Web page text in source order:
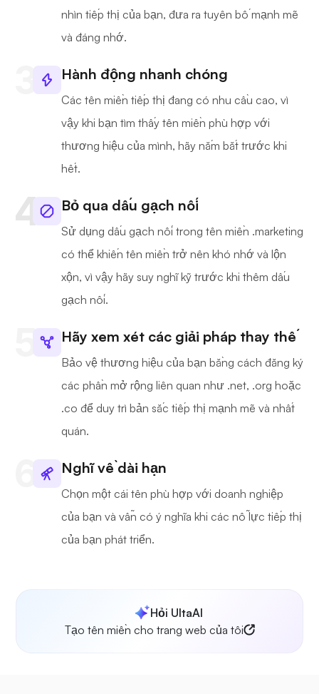
nhìn tiếp thị của bạn, đưa ra tuyên bố mạnh mẽ
và đáng nhớ.
Hành động nhanh chóng
Các tên miền tiếp thị đang có nhu cầu cao, vì
vậy khi bạn tìm thấy tên miền phù hợp với
thương hiệu của mình, hãy nắm bắt trước khi
hết.
Bỏ qua dấu gạch nối
Sử dụng dấu gạch nối trong tên miền .marketing
có thể khiến tên miền trở nên khó nhớ và lộn
xộn, vì vậy hãy suy nghĩ kỹ trước khi thêm dấu
gạch nối.
Hãy xem xét các giải pháp thay thế
Bảo vệ thương hiệu của bạn bằng cách đăng ký
các phần mở rộng liên quan như .net, .org hoặc
.co để duy trì bản sắc tiếp thị mạnh mẽ và nhất
quán.
Nghĩ về dài hạn
Chọn một cái tên phù hợp với doanh nghiệp
của bạn và vẫn có ý nghĩa khi các nỗ lực tiếp thị
của bạn phát triển.
Hỏi UltaAI
Tạo tên miền cho trang web của tôi